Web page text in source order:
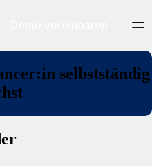
selbstständig